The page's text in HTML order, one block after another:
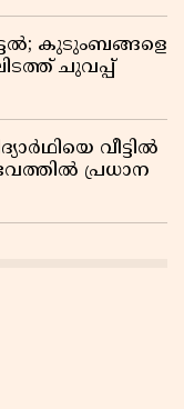
കുടുംബങ്ങളെ
ചുവപ്പ്
വീട്ടിൽ
പ്രധാന